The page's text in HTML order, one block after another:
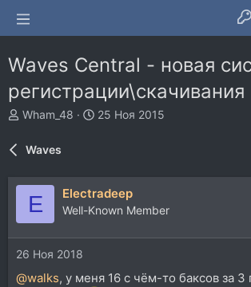
Waves Central - новая
регистрации\скачивания
А
т
р
т
Wham_48
Д
н
а
25 Ноя 2015
Waves
E Electradeep
Well-Known Member
26 Ноя 2018
@walks, у меня 16 с чём-то баксов за 3